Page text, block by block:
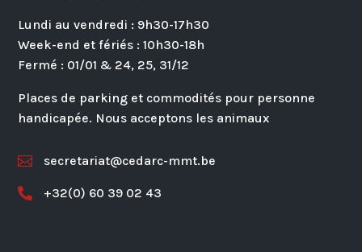
Lundi au vendredi : 9h30-17h30
Week-end et fériés : 10h30-18h
Fermé : 01/01 & 24, 25, 31/12
Places de parking et commodités pour personne
handicapée. Nous acceptons les animaux
 secretariat@cedarc-mmt.be
 +32(0) 60 39 02 43